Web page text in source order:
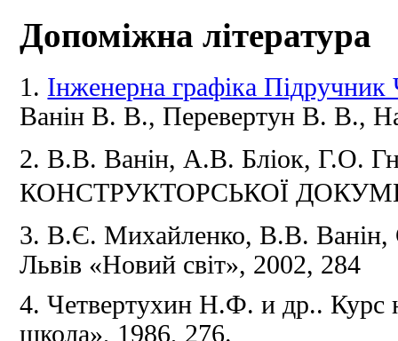
Допоміжна література
1. Інженерна графіка Підручник
Ванін В.В., Перевертун В.В.,
2.В.В.Ванін, А.В.Бліок, Г.О.
КОНСТРУКТОРСЬКОЇ
3. В.Є.Михайленко, В.В.
Львів «Новий світ», 2002, 284
4. Четвертухин Н.Ф.и др.. Курс
школа», 1986, 276.